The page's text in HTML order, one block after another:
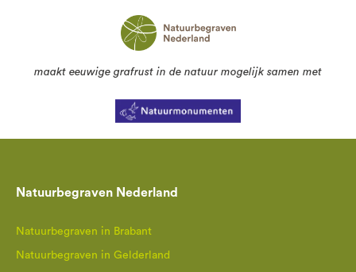
maakt eeuwige grafrust in de natuur mogelijk samen met
Natuurbegraven Nederland
Natuurbegraven in Brabant
Natuurbegraven in Gelderland